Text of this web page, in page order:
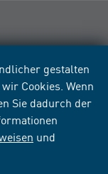
gestalten
Cookies. Wenn
Sie dadurch der
und